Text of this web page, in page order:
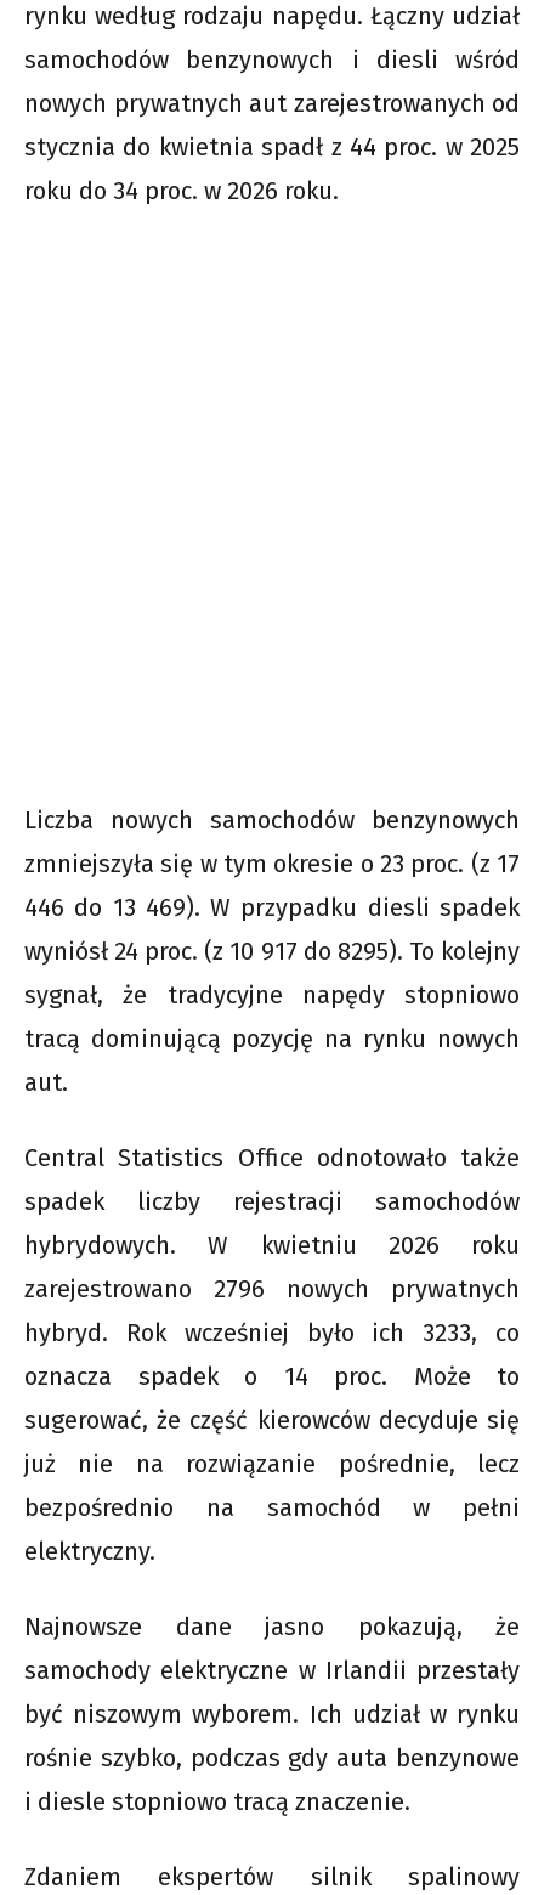
rynku według rodzaju napędu. Łączny udział
samochodów benzynowych i diesli wśród
nowych prywatnych aut zarejestrowanych od
stycznia do kwietnia spadł z 44 proc. w 2025
roku do 34 proc. w 2026 roku.
Liczba nowych samochodów benzynowych
zmniejszyła się w tym okresie o 23 proc. (z 17
446 do 13 469). W przypadku diesli spadek
wyniósł 24 proc. (z 10 917 do 8295). To kolejny
sygnał, że tradycyjne napędy stopniowo
tracą dominującą pozycję na rynku nowych
aut.
Central Statistics Office odnotowało także
spadek liczby rejestracji samochodów
hybrydowych. W kwietniu 2026 roku
zarejestrowano 2796 nowych prywatnych
hybryd. Rok wcześniej było ich 3233, co
oznacza spadek o 14 proc. Może to
sugerować, że część kierowców decyduje się
już nie na rozwiązanie pośrednie, lecz
bezpośrednio na samochód w pełni
elektryczny.
Najnowsze dane jasno pokazują, że
samochody elektryczne w Irlandii przestały
być niszowym wyborem. Ich udział w rynku
rośnie szybko, podczas gdy auta benzynowe
i diesle stopniowo tracą znaczenie.
Zdaniem ekspertów silnik spalinowy